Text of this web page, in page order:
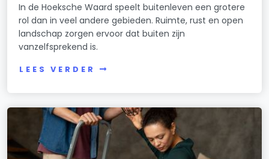
In de Hoeksche Waard speelt buitenleven een grotere
rol dan in veel andere gebieden. Ruimte, rust en open
landschap zorgen ervoor dat buiten zijn
vanzelfsprekend is.
LEES VERDER